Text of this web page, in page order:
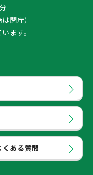
閉庁）
ます。
くある質問